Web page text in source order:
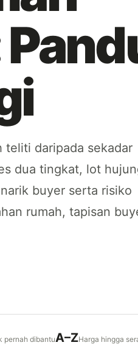
teliti daripada sekadar
dua tingkat, lot
buyer serta risiko
rumah, tapisan
pernah dibantuA–ZHarga hingga